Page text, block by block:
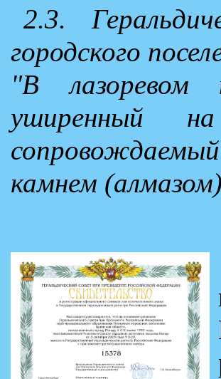
2.3.
городского
"В лазоревом
уширенный
камнем